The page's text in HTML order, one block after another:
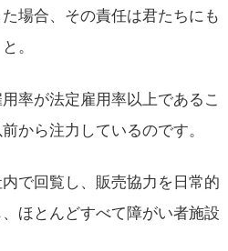
場合、その責任は君たちにも
。
率が法定雇用率以上であるこ
から注力しているのです。
で回覧し、販売協力を日常的
ほとんどすべて障がい者施設